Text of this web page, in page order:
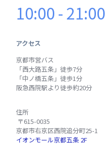
10:00 - 21:00
アクセス
京都市営バス
「西大路五条」徒歩7分
「中ノ橋五条」徒歩1分
阪急西院駅より徒歩約20分
住所
〒615-0035
京都市右京区西院追分町25-1
イオンモール京都五条 2F